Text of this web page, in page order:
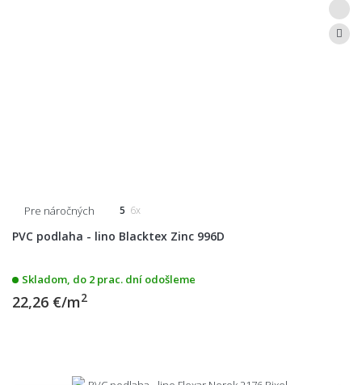
Pre náročných 5 6x
PVC podlaha - lino Blacktex Zinc 996D
Skladom, do 2 prac. dní odošleme
22,26 €/m2